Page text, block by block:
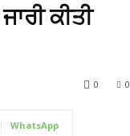
ਕੀਤੀ
0
0
WhatsApp